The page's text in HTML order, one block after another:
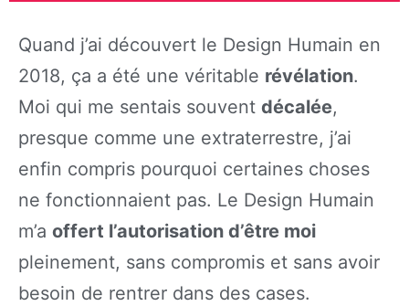
Quand j’ai découvert le Design Humain en
2018, ça a été une véritable révélation.
Moi qui me sentais souvent décalée,
presque comme une extraterrestre, j’ai
enfin compris pourquoi certaines choses
ne fonctionnaient pas. Le Design Humain
m’a offert l’autorisation d’être moi
pleinement, sans compromis et sans avoir
besoin de rentrer dans des cases.